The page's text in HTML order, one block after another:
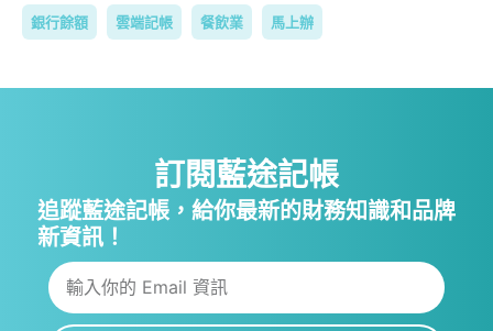
銀行餘額 雲端記帳 餐飲業 馬上辦
訂閱藍途記帳
追蹤藍途記帳，給你最新的財務知識和品牌
新資訊！